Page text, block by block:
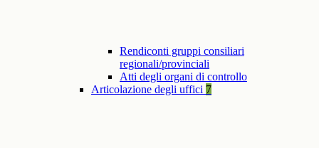
Rendiconti gruppi consiliari
regionali/provinciali
Atti degli organi di controllo
Articolazione degli uffici 7